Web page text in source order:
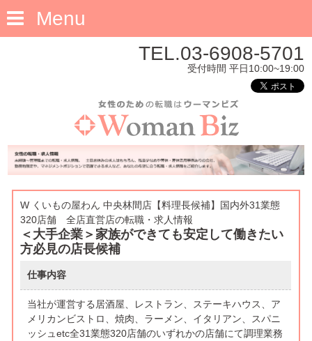
Menu
TEL.03-6908-5701
受付時間 平日10:00~19:00
W くいもの屋わん 中央林間店【料理長候補】国内外31業態
320店舗 全店直営店の転職・求人情報
＜大手企業＞家族ができても安定して働きたい
方必見の店長候補
仕事内容
当社が運営する居酒屋、レストラン、ステーキハウス、ア
メリカンビストロ、焼肉、ラーメン、イタリアン、スパニ
ッシュetc全31業態320店舗のいずれかの店舗にて調理業務